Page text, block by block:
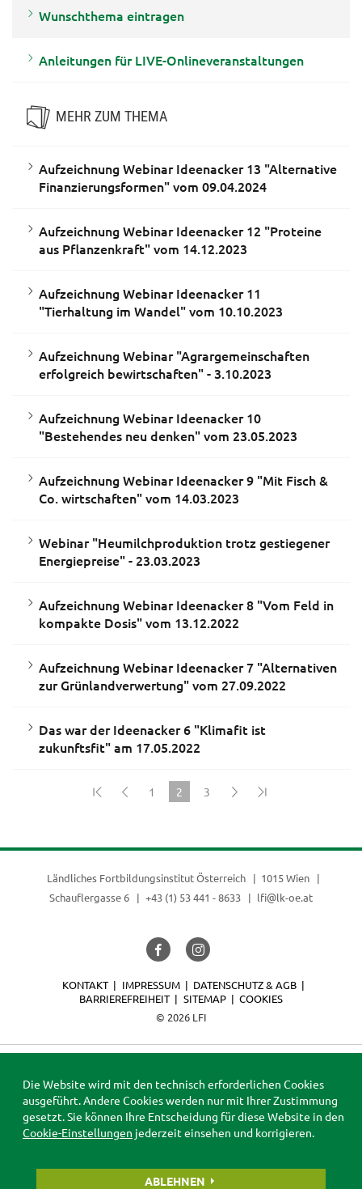
Wunschthema eintragen
Anleitungen für LIVE-Onlineveranstaltungen
MEHR ZUM THEMA
Aufzeichnung Webinar Ideenacker 13 "Alternative
Finanzierungsformen" vom 09.04.2024
Aufzeichnung Webinar Ideenacker 12 "Proteine
aus Pflanzenkraft" vom 14.12.2023
Aufzeichnung Webinar Ideenacker 11
"Tierhaltung im Wandel" vom 10.10.2023
Aufzeichnung Webinar "Agrargemeinschaften
erfolgreich bewirtschaften" - 3.10.2023
Aufzeichnung Webinar Ideenacker 10
"Bestehendes neu denken" vom 23.05.2023
Aufzeichnung Webinar Ideenacker 9 "Mit Fisch &
Co. wirtschaften" vom 14.03.2023
Webinar "Heumilchproduktion trotz gestiegener
Energiepreise" - 23.03.2023
Aufzeichnung Webinar Ideenacker 8 "Vom Feld in
kompakte Dosis" vom 13.12.2022
Aufzeichnung Webinar Ideenacker 7 "Alternativen
zur Grünlandverwertung" vom 27.09.2022
Das war der Ideenacker 6 "Klimafit ist
zukunftsfit" am 17.05.2022
1
2
3
Ländliches Fortbildungsinstitut Österreich
1015 Wien
Schauflergasse 6
+43 (1) 53 441 - 8633 lfi@lk-oe.at
© 2026 LFI
KONTAKT IMPRESSUM
DATENSCHUTZ & AGB
BARRIEREFREIHEIT
SITEMAP COOKIES
Die Website wird mit den technisch erforderlichen Cookies
ausgeführt. Andere Cookies werden nur mit Ihrer Zustimmung
gesetzt. Sie können Ihre Entscheidung für diese Website in den
Cookie-Einstellungen jederzeit einsehen und korrigieren.
ABLEHNEN